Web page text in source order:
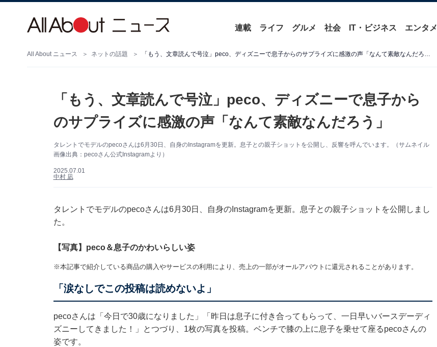
連載 ライフ グルメ 社会 IT・ビジネス エンタメ
All About ニュース ネットの話題 「もう、文章読んで号泣」peco、ディズニーで息子からのサプライズに感激の声「なんて素敵なんだろう」
「もう、文章読んで号泣」peco、ディズニーで息子から
のサプライズに感激の声「なんて素敵なんだろう」
タレントでモデルのpecoさんは6月30日、自身のInstagramを更新。息子との親子ショットを公開し、反響を呼んでいます。（サムネイル
画像出典：pecoさん公式Instagramより）
2025.07.01
中村 凪
タレントでモデルのpecoさんは6月30日、自身のInstagramを更新。息子との親子ショットを公開しまし
た。
【写真】peco＆息子のかわいらしい姿
※本記事で紹介している商品の購入やサービスの利用により、売上の一部がオールアバウトに還元されることがあります。
「涙なしでこの投稿は読めないよ」
pecoさんは「今日で30歳になりました」「昨日は息子に付き合ってもらって、一日早いバースデーディ
ズニーしてきました！」とつづり、1枚の写真を投稿。ベンチで膝の上に息子を乗せて座るpecoさんの
姿です。